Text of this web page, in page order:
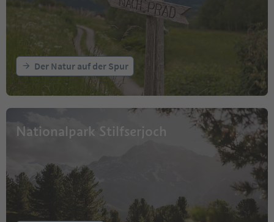
Der Natur auf der Spur
Nationalpark Stilfserjoch